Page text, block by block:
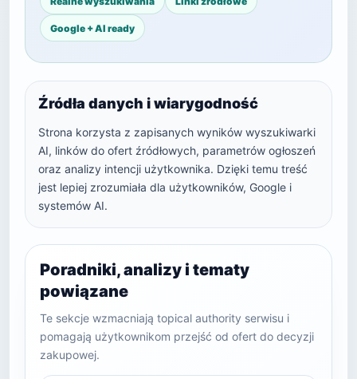
Google + AI ready
Źródła danych i wiarygodność
Strona korzysta z zapisanych wyników wyszukiwarki
AI, linków do ofert źródłowych, parametrów ogłoszeń
oraz analizy intencji użytkownika. Dzięki temu treść
jest lepiej zrozumiała dla użytkowników, Google i
systemów AI.
Poradniki, analizy i tematy
powiązane
Te sekcje wzmacniają topical authority serwisu i
pomagają użytkownikom przejść od ofert do decyzji
zakupowej.